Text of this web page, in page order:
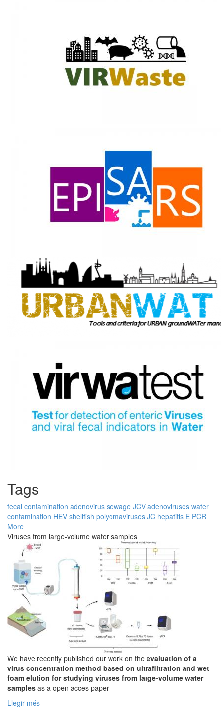
Tags
fecal contamination adenovirus sewage JCV adenoviruses water
contamination HEV shellfish polyomaviruses JC hepatitis E PCR
More
Viruses from large-volume water samples
We have recently published our work on the evaluation of a
virus concentration method based on ultrafiltration and wet
foam elution for studying viruses from large-volume water
samples as a open acces paper:
Llegir més